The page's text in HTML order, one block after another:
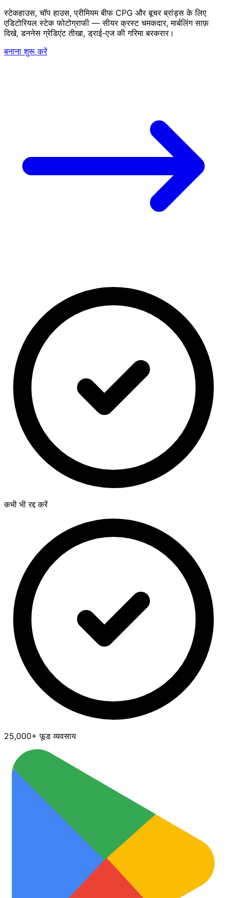
स्टेकहाउस, चॉप हाउस, प्रीमियम बीफ CPG और बूचर ब्रांड्स के लिए
एडिटोरियल स्टेक फोटोग्राफी — सीयर क्रस्ट चमकदार, मार्बलिंग साफ़
दिखे, डननेस ग्रेडिएंट तीखा, ड्राई-एज की गरिमा बरकरार।
बनाना शुरू करें
कभी भी रद्द करें
25,000+ फूड व्यवसाय